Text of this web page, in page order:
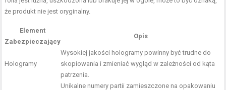
że produkt nie jest oryginalny.
Element
Zabezpieczający
Opis
Hologramy
Wysokiej jakości hologramy powinny być trudne do
skopiowania i zmieniać wygląd w zależności od kąta
patrzenia.
Unikalne numery partii zamieszczone na opakowaniu